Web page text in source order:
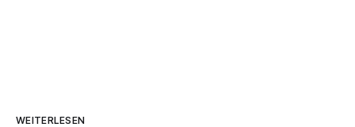
WEITERLESEN